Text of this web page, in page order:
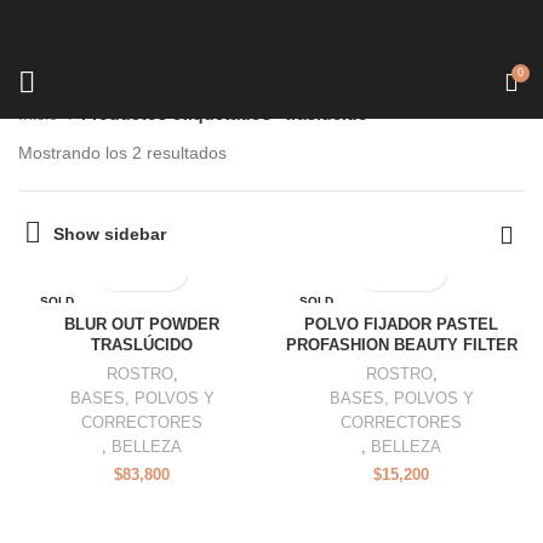
0
Mostrando los 2 resultados
Show sidebar
SOLD
OUT
BLUR OUT POWDER
TRASLÚCIDO
ROSTRO,
BASES, POLVOS Y
CORRECTORES
, BELLEZA
$83,800
SOLD
OUT
POLVO FIJADOR PASTEL
PROFASHION BEAUTY FILTER
ROSTRO,
BASES, POLVOS Y
CORRECTORES
, BELLEZA
$15,200